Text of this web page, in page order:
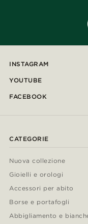
INSTAGRAM
YOUTUBE
FACEBOOK
CATEGORIE
Nuova collezione
Gioielli e orologi
Accessori per abito
Borse e portafogli
Abbigliamento e